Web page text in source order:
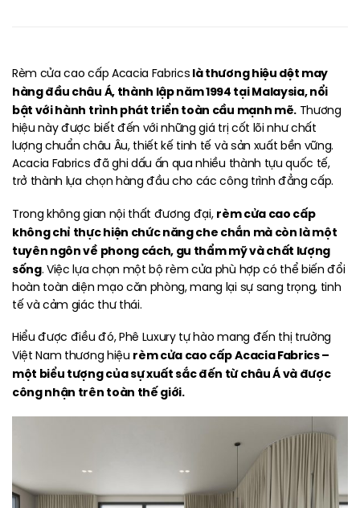
Rèm cửa cao cấp Acacia Fabricslà thương hiệu dệt may
hàng đầu châu Á, thành lập năm 1994 tại Malaysia, nổi
bật với hành trình phát triển toàn cầu mạnh mẽ.Thương
hiệu này được biết đến với những giá trị cốt lõi như chất
lượng chuẩn châu Âu, thiết kế tinh tế và sản xuất bền vững.
Acacia Fabrics đã ghi dấu ấn qua nhiều thành tựu quốc tế,
trở thành lựa chọn hàng đầu cho các công trình đẳng cấp.
Trong không gian nội thất đương đại,rèm cửa cao cấp
không chỉ thực hiện chức năng che chắn mà còn là một
tuyên ngôn về phong cách, gu thẩm mỹ và chất lượng
sống. Việc lựa chọn một bộ rèm cửa phù hợp có thể biến đổi
hoàn toàn diện mạo căn phòng, mang lại sự sang trọng, tinh
tế và cảm giác thư thái.
Hiểu được điều đó, Phê Luxury tự hào mang đến thị trường
Việt Nam thương hiệu rèm cửa cao cấpAcacia Fabrics –
một biểu tượng của sự xuất sắc đến từ châu Á và được
công nhận trên toàn thế giới.